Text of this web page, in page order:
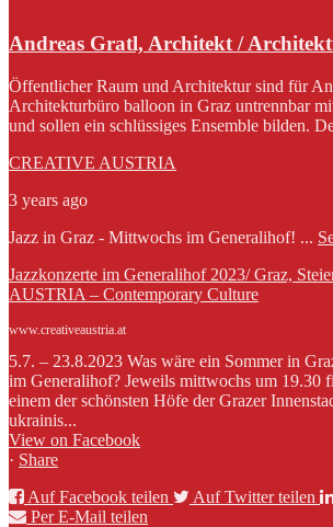
Andreas Gratl, Architekt /
Öffentlicher Raum und Architektur sind für
Architekturbüro balloon in Graz untrennbar
und sollen ein schlüssiges Ensemble bilden.
CREATIVE AUSTRIA
3 years ago
Jazz in Graz - Mittwochs im Generalihof! ...
Jazzkonzerte im Generalihof 2023/ Graz,
AUSTRIA – Contemporary Culture
www.creativeaustria.at
5.7. – 23.8.2023 Was wäre ein Sommer in
im Generalihof? Jeweils mittwochs um 19.30
einem der schönsten Höfe der Grazer
ukrainis...
View on Facebook
· Share
Auf Facebook teilen
Auf Twitter teilen
Per E-Mail teilen